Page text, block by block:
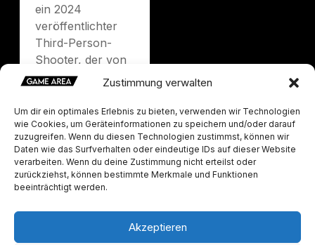
Zustimmung verwalten
Um dir ein optimales Erlebnis zu bieten, verwenden wir Technologien
wie Cookies, um Geräteinformationen zu speichern und/oder darauf
zuzugreifen. Wenn du diesen Technologien zustimmst, können wir
Daten wie das Surfverhalten oder eindeutige IDs auf dieser Website
verarbeiten. Wenn du deine Zustimmung nicht erteilst oder
zurückziehst, können bestimmte Merkmale und Funktionen
beeinträchtigt werden.
Akzeptieren
ein 2024
veröffentlichter
Third-Person-
Shooter, der von
NetEase Games in
mit Marvel Games
entwickelt und
veröffentlicht
wurde. Das Spiel
erschien am 6.
Dezember 2024 f